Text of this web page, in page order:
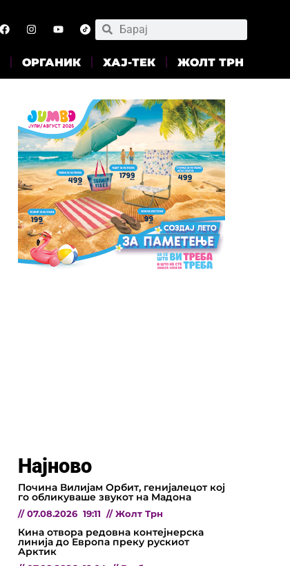
ОРГАНИК ХАЈ-ТЕК ЖОЛТ ТРН
Најново
Почина Вилијам Орбит, генијалецот кој
го обликуваше звукот на Мадона
// 07.08.2026 19:11 // Жолт Трн
Кина отвора редовна контејнерска
линија до Европа преку рускиот
Арктик